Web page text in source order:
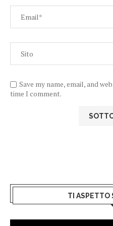
Save my name, email, and
time I comment.
TI ASPETTO